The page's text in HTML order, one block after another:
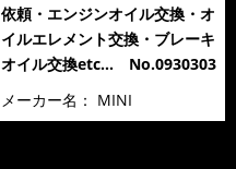
依頼・エンジンオイル交換・オ
イルエレメント交換・ブレーキ
オイル交換etc… No.0930303
メーカー名： MINI